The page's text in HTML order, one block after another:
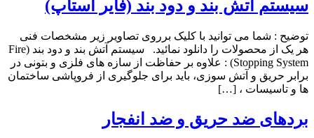
سیستم آتش بند و دود بند (فایر استاپ)
توضیح : شما می توانید با کلیک برروی تصاویر زیر مشخصات فنی
هر یک از محصولات را دانلود نمائید. سیستم آتش بند و دود بند (Fire
Stopping System) : علاوه بر حفاظت از سازه های فلزی و بتونی در
برابر حریق و آتش سوزی، باید برای جلوگیری از فروپاشی ساختمان
ها و تاسیسات ، […]
بردهای ضد حریق و ضد انفجار